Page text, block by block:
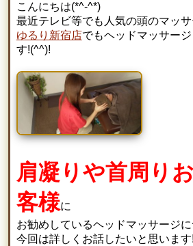
こんにちは(*^-^*)
最近テレビ等でも人気の頭のマッサ
ゆるり新宿店でもヘッドマッサー
す!(^^)!
肩凝りや首周り
客様に
お勧めしているヘッドマッサージ
今回は詳しくお話したいと思います